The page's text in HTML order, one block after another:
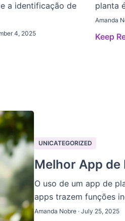
a identificação de
4, 2025
planta
Amanda
Keep
UNICATEGORIZED
Melhor App
O uso de um app de
apps trazem funções
Amanda Nobre · July 25, 2025